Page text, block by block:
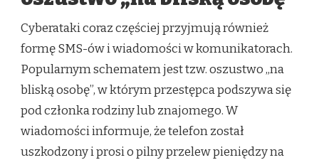
Cyberataki coraz częściej przyjmują również
formę SMS-ów i wiadomości w komunikatorach.
Popularnym schematem jest tzw. oszustwo „na
bliską osobę”, w którym przestępca podszywa się
pod członka rodziny lub znajomego. W
wiadomości informuje, że telefon został
uszkodzony i prosi o pilny przelew pieniędzy na